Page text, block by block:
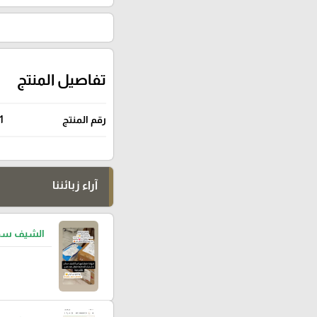
تفاصيل المنتج
رقم المنتج
آراء زبائننا
الشيف